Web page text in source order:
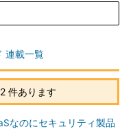
連載一覧
件あります
なのにセキュリティ製品